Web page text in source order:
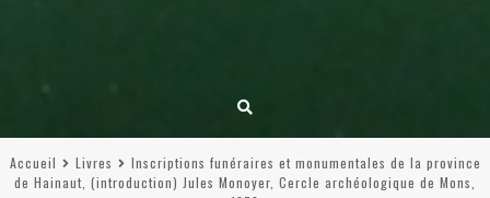
Accueil Livres
Inscriptions funéraires et monumentales de la province
de Hainaut, (introduction) Jules Monoyer, Cercle archéologique de Mons,